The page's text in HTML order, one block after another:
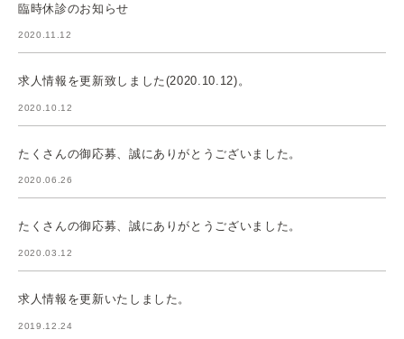
臨時休診のお知らせ
2020.11.12
求人情報を更新致しました(2020.10.12)。
2020.10.12
たくさんの御応募、誠にありがとうございました。
2020.06.26
たくさんの御応募、誠にありがとうございました。
2020.03.12
求人情報を更新いたしました。
2019.12.24